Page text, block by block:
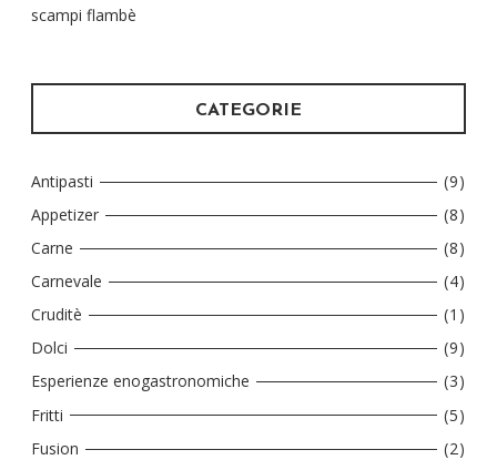
scampi flambè
CATEGORIE
Antipasti
(9)
Appetizer
(8)
Carne
(8)
Carnevale
(4)
Cruditè
(1)
Dolci
(9)
Esperienze enogastronomiche
(3)
Fritti
(5)
Fusion
(2)